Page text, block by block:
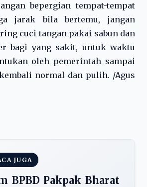
bepergian tempat-tempat
jarak bila bertemu, jangan
cuci tangan pakai sabun dan
bagi yang sakit, untuk waktu
oleh pemerintah sampai
normal dan pulih. /Agus
JUGA
BPBD Pakpak Bharat